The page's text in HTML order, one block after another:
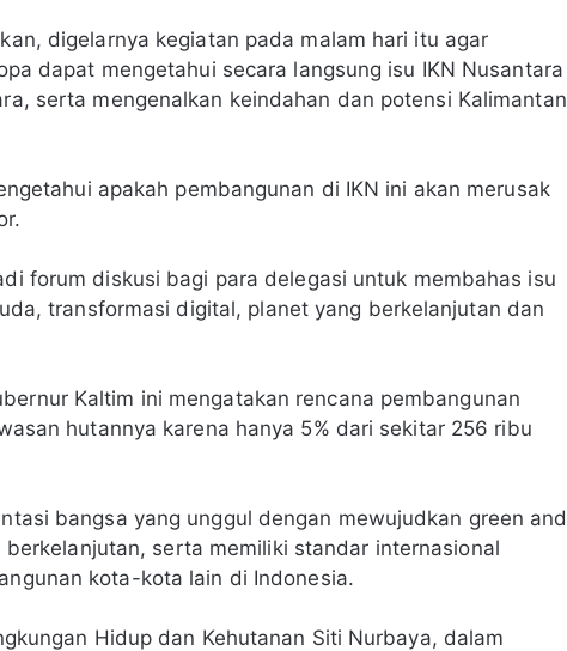
digelarnya kegiatan pada malam hari itu agar
dapat mengetahui secara langsung isu IKN Nusantara
serta mengenalkan keindahan dan potensi Kalimantan
apakah pembangunan di IKN ini akan merusak
forum diskusi bagi para delegasi untuk membahas isu
transformasi digital, planet yang berkelanjutan dan
Kaltim ini mengatakan rencana pembangunan
hutannya karena hanya 5% dari sekitar 256 ribu
bangsa yang unggul dengan mewujudkan green and
serta memiliki standar internasional
kota-kota lain di Indonesia.
Hidup dan Kehutanan Siti Nurbaya, dalam